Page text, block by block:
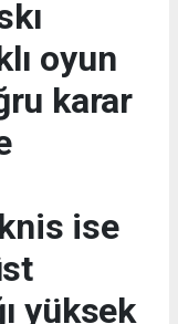
oyun
karar
ise
yüksek